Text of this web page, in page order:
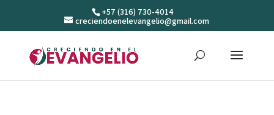
+57 (316) 730-4014
creciendoenelevangelio@gmail.com